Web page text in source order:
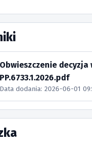
Obwieszczenie decyzja
PP.6733.1.2026.pdf
Data dodania: 2026-06-01